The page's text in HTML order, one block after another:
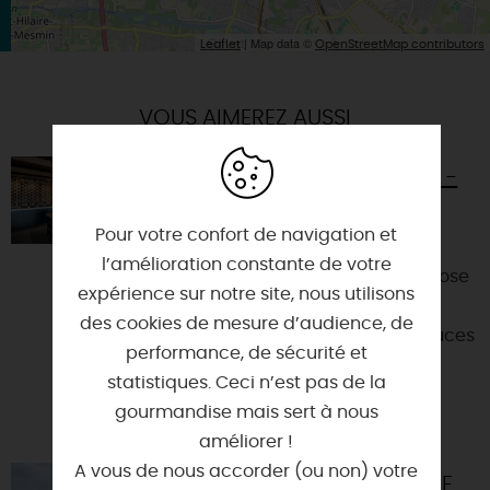
Leaflet | Map data © OpenStreetMap contributors
VOUS AIMEREZ AUSSI
LA BOUTIQUE MARTIN-POURET -
BOIGNY-SUR-BIONNE
45760 - BOIGNY-SUR-BIONNE
La Maison Martin-Pouret vous propose
des vinaigres, des moutardes mais
aussi une gamme complète de sauces
froides et de condimen...
BATOLOIRE : NAVETTE FLUVIALE
Pour votre confort de navigation et
l’amélioration constante de votre
expérience sur notre site, nous utilisons
des cookies de mesure d’audience, de
performance, de sécurité et
statistiques. Ceci n’est pas de la
gourmandise mais sert à nous
améliorer !
A vous de nous accorder (ou non) votre